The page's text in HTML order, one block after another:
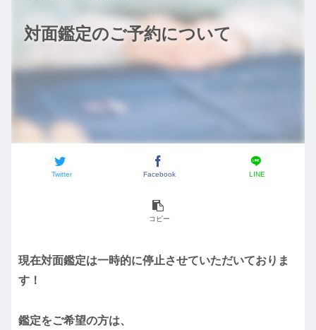
対面鑑定のご予約について
Twitter Facebook LINE
コピー
現在対面鑑定は一時的に停止させていただいておりま
す！
鑑定をご希望の方は、